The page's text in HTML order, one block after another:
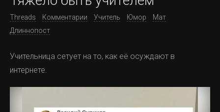
Threads Комментарии Учитель Юмор
Мат
Длиннопост
Учительница сетует на то, как её осуждают в
интернете.